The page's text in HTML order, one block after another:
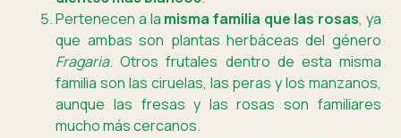
Pertenecen a la misma familia que las rosas, ya
que ambas son plantas herbáceas del género
Fragaria. Otros frutales dentro de esta misma
familia son las ciruelas, las peras y los manzanos,
aunque las fresas y las rosas son familiares
mucho más cercanos.